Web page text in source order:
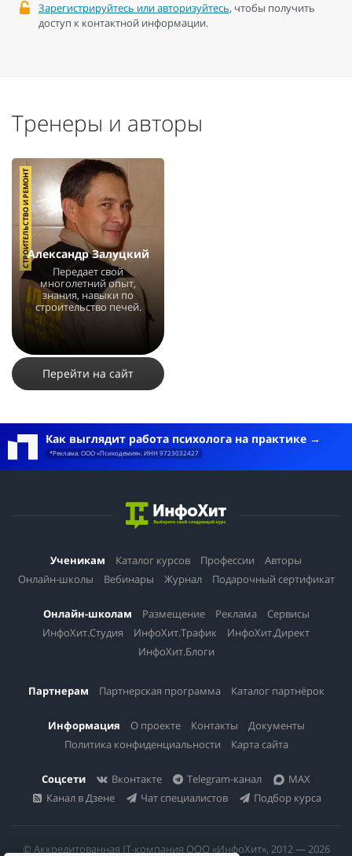
Зарегистрируйтесь или авторизуйтесь, чтобы получить
доступ к контактной информации.
Тренеры и авторы
Александр Залуцкий
Передает свой
многолетний опыт,
знания, навыки по
строительство печей.
СТРОИТЕЛЬСТВО И РЕМОНТ
Перейти на сайт
Как выглядит работа психолога на практике
*Реклама. ООО «Психодемия». ИНН 9723032427
Ученикам Каталог курсов Профессии
Авторы
Онлайн-школы
Вебинары Журнал Подарочный сертификат
Онлайн-школам Размещение Реклама
Сервисы
ИнфоХит.Студия
ИнфоХит.Трафик
ИнфоХит.Директ
ИнфоХит.Блоги
Партнерам Партнерская программа Каталог партнёрок
Информация О проекте Контакты
Документы
Политика конфиденциальности
Карта сайта
Соцсети Вконтакте Telegram-канал
MAX
Канал в Дзене
Чат специалистов Подбор курса
© Аккредитованная IT-компания ООО «ИнфоХит», 2012 — 2026